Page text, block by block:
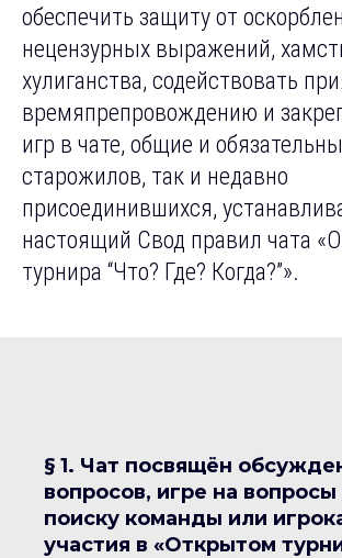
обеспечить защиту от
нецензурных выражений,
хулиганства, содействовать
времяпрепровождению и
игр в чате, общие и
старожилов, так и недавно
присоединившихся,
настоящий Свод правил чата
турнира “Что? Где? Когда?”».
§ 1. Чат посвящён
вопросов, игре на вопросы
поиску команды или
участия в «Открытом